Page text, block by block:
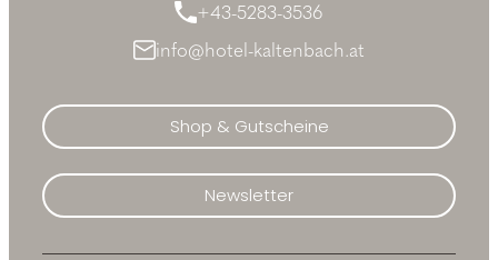
+43-5283-3536
info@hotel-kaltenbach.at
Shop & Gutscheine
Newsletter